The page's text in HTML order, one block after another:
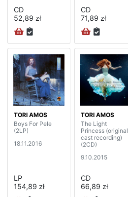
CD
52,89 zł
CD
71,89 zł
TORI AMOS
Boys For Pele
(2LP)
18.11.2016
LP
154,89 zł
TORI AMOS
The Light
Princess (original
cast recording)
(2CD)
9.10.2015
CD
66,89 zł